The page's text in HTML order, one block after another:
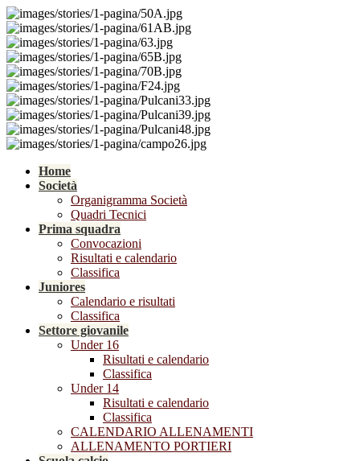
Home
Società
Organigramma Società
Quadri Tecnici
Prima squadra
Convocazioni
Risultati e calendario
Classifica
Juniores
Calendario e risultati
Classifica
Settore giovanile
Under 16
Risultati e calendario
Classifica
Under 14
Risultati e calendario
Classifica
CALENDARIO ALLENAMENTI
ALLENAMENTO PORTIERI